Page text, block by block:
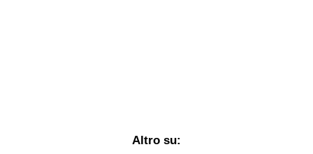
Altro su: